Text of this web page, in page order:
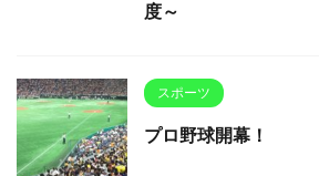
度～
スポーツ
プロ野球開幕！